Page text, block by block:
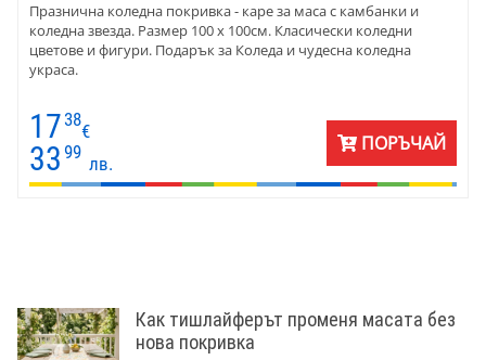
Празнична коледна покривка - каре за маса с камбанки и
коледна звезда. Размер 100 х 100см. Класически коледни
цветове и фигури. Подарък за Коледа и чудесна коледна
украса.
17 38
€
33 99
лв.
ПОРЪЧАЙ
Как тишлайферът променя масата без
нова покривка